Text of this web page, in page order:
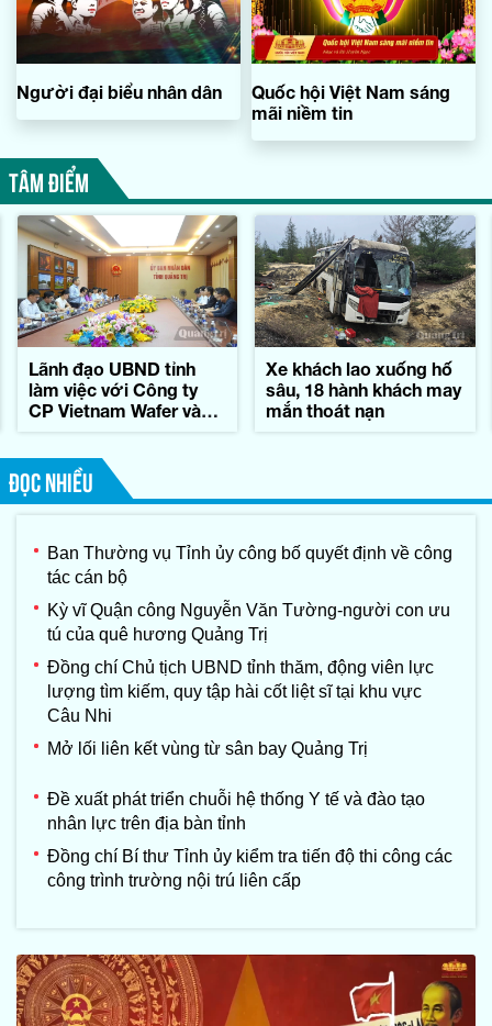
Người đại biểu nhân dân
Quốc hội Việt Nam sáng
mãi niềm tin
TÂM ĐIỂM
Lãnh đạo UBND tỉnh
làm việc với Công ty
CP Vietnam Wafer và
Xe khách lao xuống hố
sâu, 18 hành khách may
mắn thoát nạn
ĐỌC NHIỀU
Ban Thường vụ Tỉnh ủy công bố quyết định về công
tác cán bộ
Kỳ vĩ Quận công Nguyễn Văn Tường-người con ưu
tú của quê hương Quảng Trị
Đồng chí Chủ tịch UBND tỉnh thăm, động viên lực
lượng tìm kiếm, quy tập hài cốt liệt sĩ tại khu vực
Câu Nhi
Mở lối liên kết vùng từ sân bay Quảng Trị
Đề xuất phát triển chuỗi hệ thống Y tế và đào tạo
nhân lực trên địa bàn tỉnh
Đồng chí Bí thư Tỉnh ủy kiểm tra tiến độ thi công các
công trình trường nội trú liên cấp